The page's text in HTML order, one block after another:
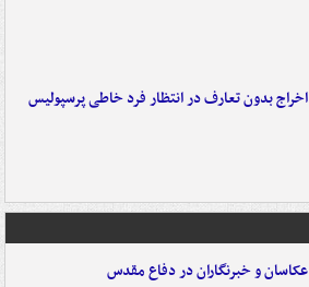
اخراج بدون تعارف در انتظار فرد خاطی پرسپولیس
عکاسان و خبرنگاران در دفاع مقدس